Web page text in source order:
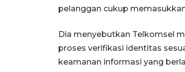
pelanggan cukup
Dia menyebutkan Telkomsel
proses verifikasi identitas
keamanan informasi yang